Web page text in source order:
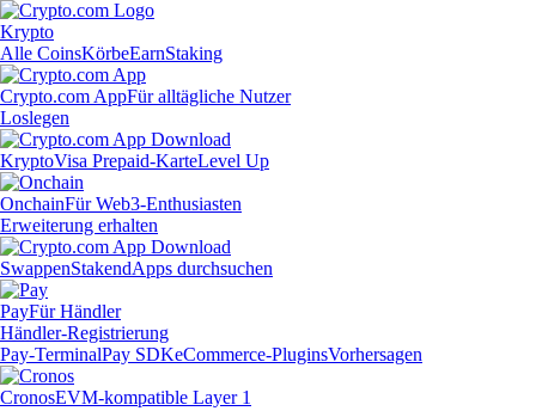
Krypto
Alle CoinsKörbeEarnStaking
Crypto.com AppFür alltägliche Nutzer
Loslegen
KryptoVisa Prepaid-KarteLevel Up
OnchainFür Web3-Enthusiasten
Erweiterung erhalten
SwappenStakendApps durchsuchen
PayFür Händler
Händler-Registrierung
Pay-TerminalPay SDKeCommerce-PluginsVorhersagen
CronosEVM-kompatible Layer 1